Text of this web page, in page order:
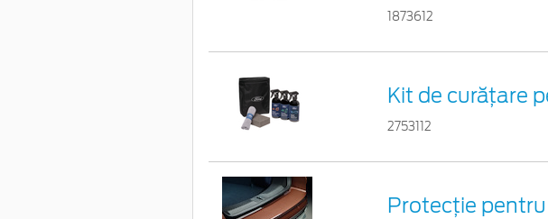
1873612
Kit de curățare
2753112
Protecţie